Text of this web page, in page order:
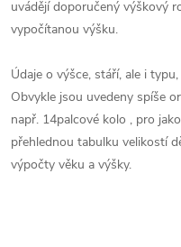
uvádějí doporučený výškový
vypočítanou výšku.
Údaje o výšce, stáří, ale i
Obvykle jsou uvedeny spíše
např. 14palcové kolo , pro
přehlednou tabulku velikostí
výpočty věku a výšky.